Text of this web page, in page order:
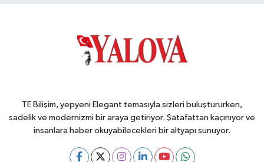
TE Bilişim, yepyeni Elegant temasıyla sizleri buluştururken,
sadelik ve modernizmi bir araya getiriyor. Şatafattan kaçınıyor ve
insanlara haber okuyabilecekleri bir altyapı sunuyor.